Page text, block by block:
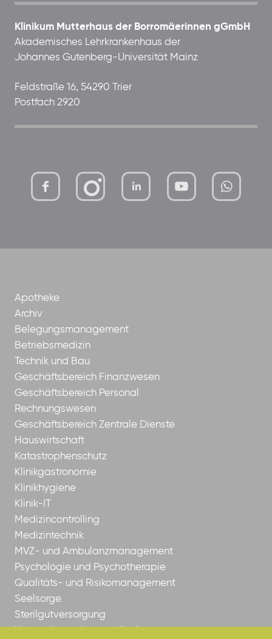
Klinikum Mutterhaus der Borromäerinnen gGmbH
Akademisches Lehrkrankenhaus der
Johannes Gutenberg-Universität Mainz
Feldstraße 16, 54290 Trier
Postfach 2920
mutterhaus-xMBTtqOwC1KKBww
Apotheke
Archiv
Belegungsmanagement
Betriebsmedizin
Technik und Bau
Geschäftsbereich Finanzwesen
Geschäftsbereich Personal
Rechnungswesen
Geschäftsbereich Zentrale Dienste
Hauswirtschaft
Katastrophenschutz
Klinikgastronomie
Klinikhygiene
Klinik-IT
Medizincontrolling
Medizintechnik
MVZ- und Ambulanzmanagement
Psychologie und Psychotherapie
Qualitäts- und Risikomanagement
Seelsorge
Sterilgutversorgung